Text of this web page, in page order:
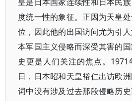
度统一性的象征。正因为天皇
位，因此他的出国访问尤为引
本军国主义侵略而深受其害的
史更是人们关注的焦点。
日，日本昭和天皇裕仁出访欧
词中没有涉及过去那段侵略历